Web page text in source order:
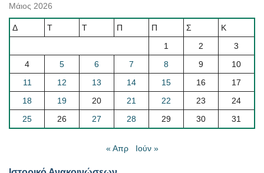
Μάιος 2026
Δ Τ Τ Π Π Σ
Κ
1
2
3
4
5 6 7 8 9
10
11
12 13 14 15 16
17
18
19 20 21 22 23
24
25
26 27 28 29 30 31
« Απρ Ιούν »